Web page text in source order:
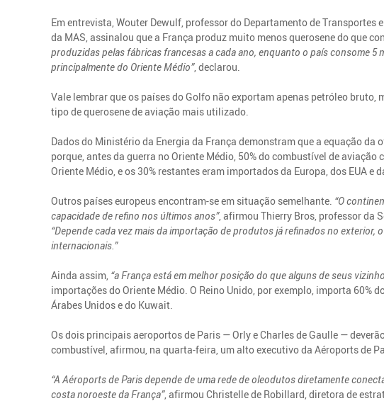
Em entrevista, Wouter Dewulf, professor do Departamento de Transportes
da MAS, assinalou que a França produz muito menos querosene do que
produzidas pelas fábricas francesas a cada ano, enquanto o país consome 5
principalmente do Oriente Médio”, declarou.
Vale lembrar que os países do Golfo não exportam apenas petróleo bruto,
tipo de querosene de aviação mais utilizado.
Dados do Ministério da Energia da França demonstram que a equação da
porque, antes da guerra no Oriente Médio, 50% do combustível de
Oriente Médio, e os 30% restantes eram importados da Europa, dos EUA e
Outros países europeus encontram-se em situação semelhante. “O
capacidade de refino nos últimos anos”, afirmou Thierry Bros, professor da
“Depende cada vez mais da importação de produtos já refinados no
internacionais.”
Ainda assim, “a França está em melhor posição do que alguns de seus
importações do Oriente Médio. O Reino Unido, por exemplo, importa 60%
Árabes Unidos e do Kuwait.
Os dois principais aeroportos de Paris — Orly e Charles de Gaulle —
combustível, afirmou, na quarta-feira, um alto executivo da Aéroports de
“A Aéroports de Paris depende de uma rede de oleodutos diretamente
costa noroeste da França”, afirmou Christelle de Robillard, diretora de